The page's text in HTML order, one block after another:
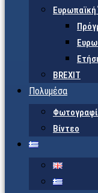
Ευρωπαϊκή
BREXIT
Πολυμέσα
Βίντεο